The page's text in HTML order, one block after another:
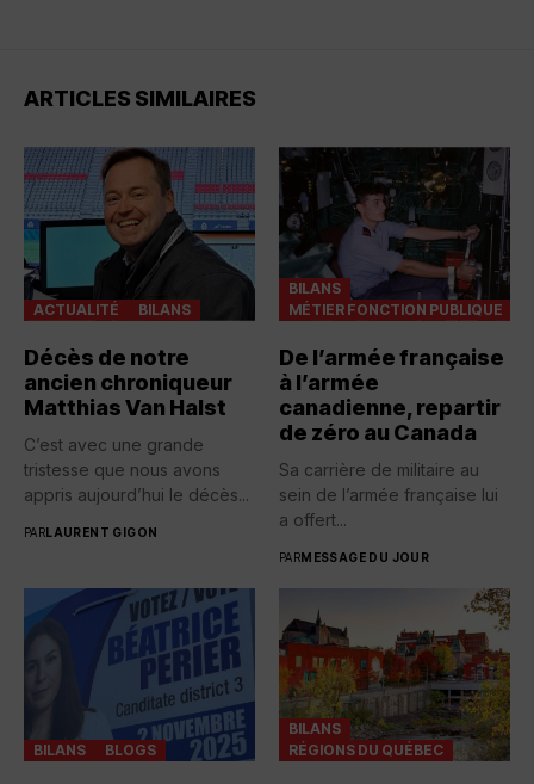
ARTICLES SIMILAIRES
ACTUALITÉ BILANS
Décès de notre
ancien chroniqueur
Matthias Van Halst
C’est avec une grande
tristesse que nous avons
appris aujourd’hui le décès...
PARLAURENT GIGON
BILANS
MÉTIER FONCTION PUBLIQUE
De l’armée française
à l’armée
canadienne, repartir
de zéro au Canada
Sa carrière de militaire au
sein de l’armée française lui
a offert...
PARMESSAGE DU JOUR
BILANS BLOGS
BILANS
RÉGIONS DU QUÉBEC